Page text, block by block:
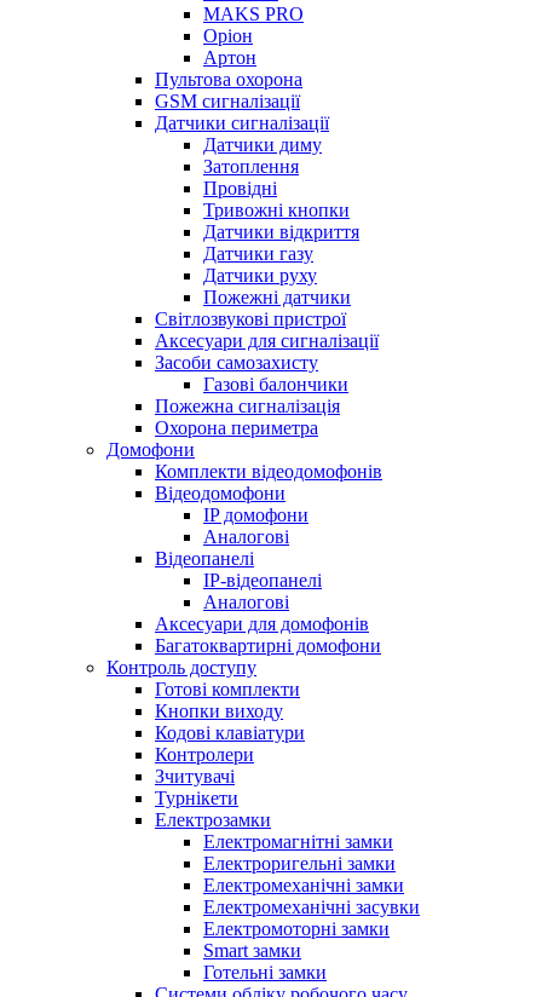
MAKS PRO
Оріон
Артон
Пультова охорона
GSM сигналізації
Датчики сигналізації
Датчики диму
Затоплення
Провідні
Тривожні кнопки
Датчики відкриття
Датчики газу
Датчики руху
Пожежні датчики
Світлозвукові пристрої
Аксесуари для сигналізації
Засоби самозахисту
Газові балончики
Пожежна сигналізація
Охорона периметра
Домофони
Комплекти відеодомофонів
Відеодомофони
IP домофони
Аналогові
Відеопанелі
IP-відеопанелі
Аналогові
Аксесуари для домофонів
Багатоквартирні домофони
Контроль доступу
Готові комплекти
Кнопки виходу
Кодові клавіатури
Контролери
Зчитувачі
Турнікети
Електрозамки
Електромагнітні замки
Електроригельні замки
Електромеханічні замки
Електромеханічні засувки
Електромоторні замки
Smart замки
Готельні замки